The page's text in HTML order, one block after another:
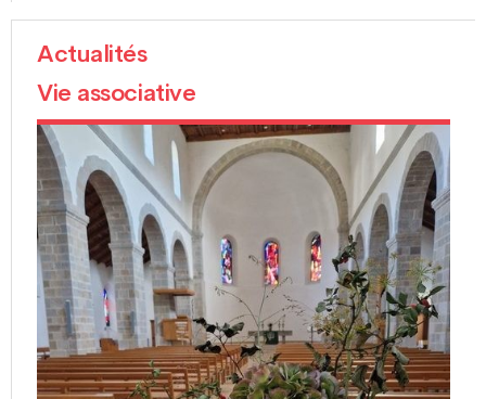
Actualités
Vie associative